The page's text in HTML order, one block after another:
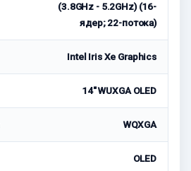
(3.8GHz - 5.2GHz) (16-
ядер; 22-потока)
Intel Iris Xe Graphics
14" WUXGA OLED
WQXGA
OLED